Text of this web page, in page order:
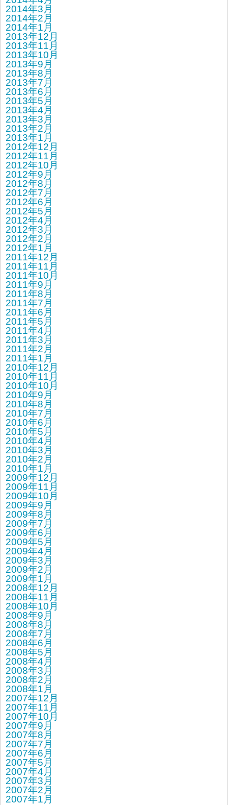
2014年3月
2014年2月
2014年1月
2013年12月
2013年11月
2013年10月
2013年9月
2013年8月
2013年7月
2013年6月
2013年5月
2013年4月
2013年3月
2013年2月
2013年1月
2012年12月
2012年11月
2012年10月
2012年9月
2012年8月
2012年7月
2012年6月
2012年5月
2012年4月
2012年3月
2012年2月
2012年1月
2011年12月
2011年11月
2011年10月
2011年9月
2011年8月
2011年7月
2011年6月
2011年5月
2011年4月
2011年3月
2011年2月
2011年1月
2010年12月
2010年11月
2010年10月
2010年9月
2010年8月
2010年7月
2010年6月
2010年5月
2010年4月
2010年3月
2010年2月
2010年1月
2009年12月
2009年11月
2009年10月
2009年9月
2009年8月
2009年7月
2009年6月
2009年5月
2009年4月
2009年3月
2009年2月
2009年1月
2008年12月
2008年11月
2008年10月
2008年9月
2008年8月
2008年7月
2008年6月
2008年5月
2008年4月
2008年3月
2008年2月
2008年1月
2007年12月
2007年11月
2007年10月
2007年9月
2007年8月
2007年7月
2007年6月
2007年5月
2007年4月
2007年3月
2007年2月
2007年1月